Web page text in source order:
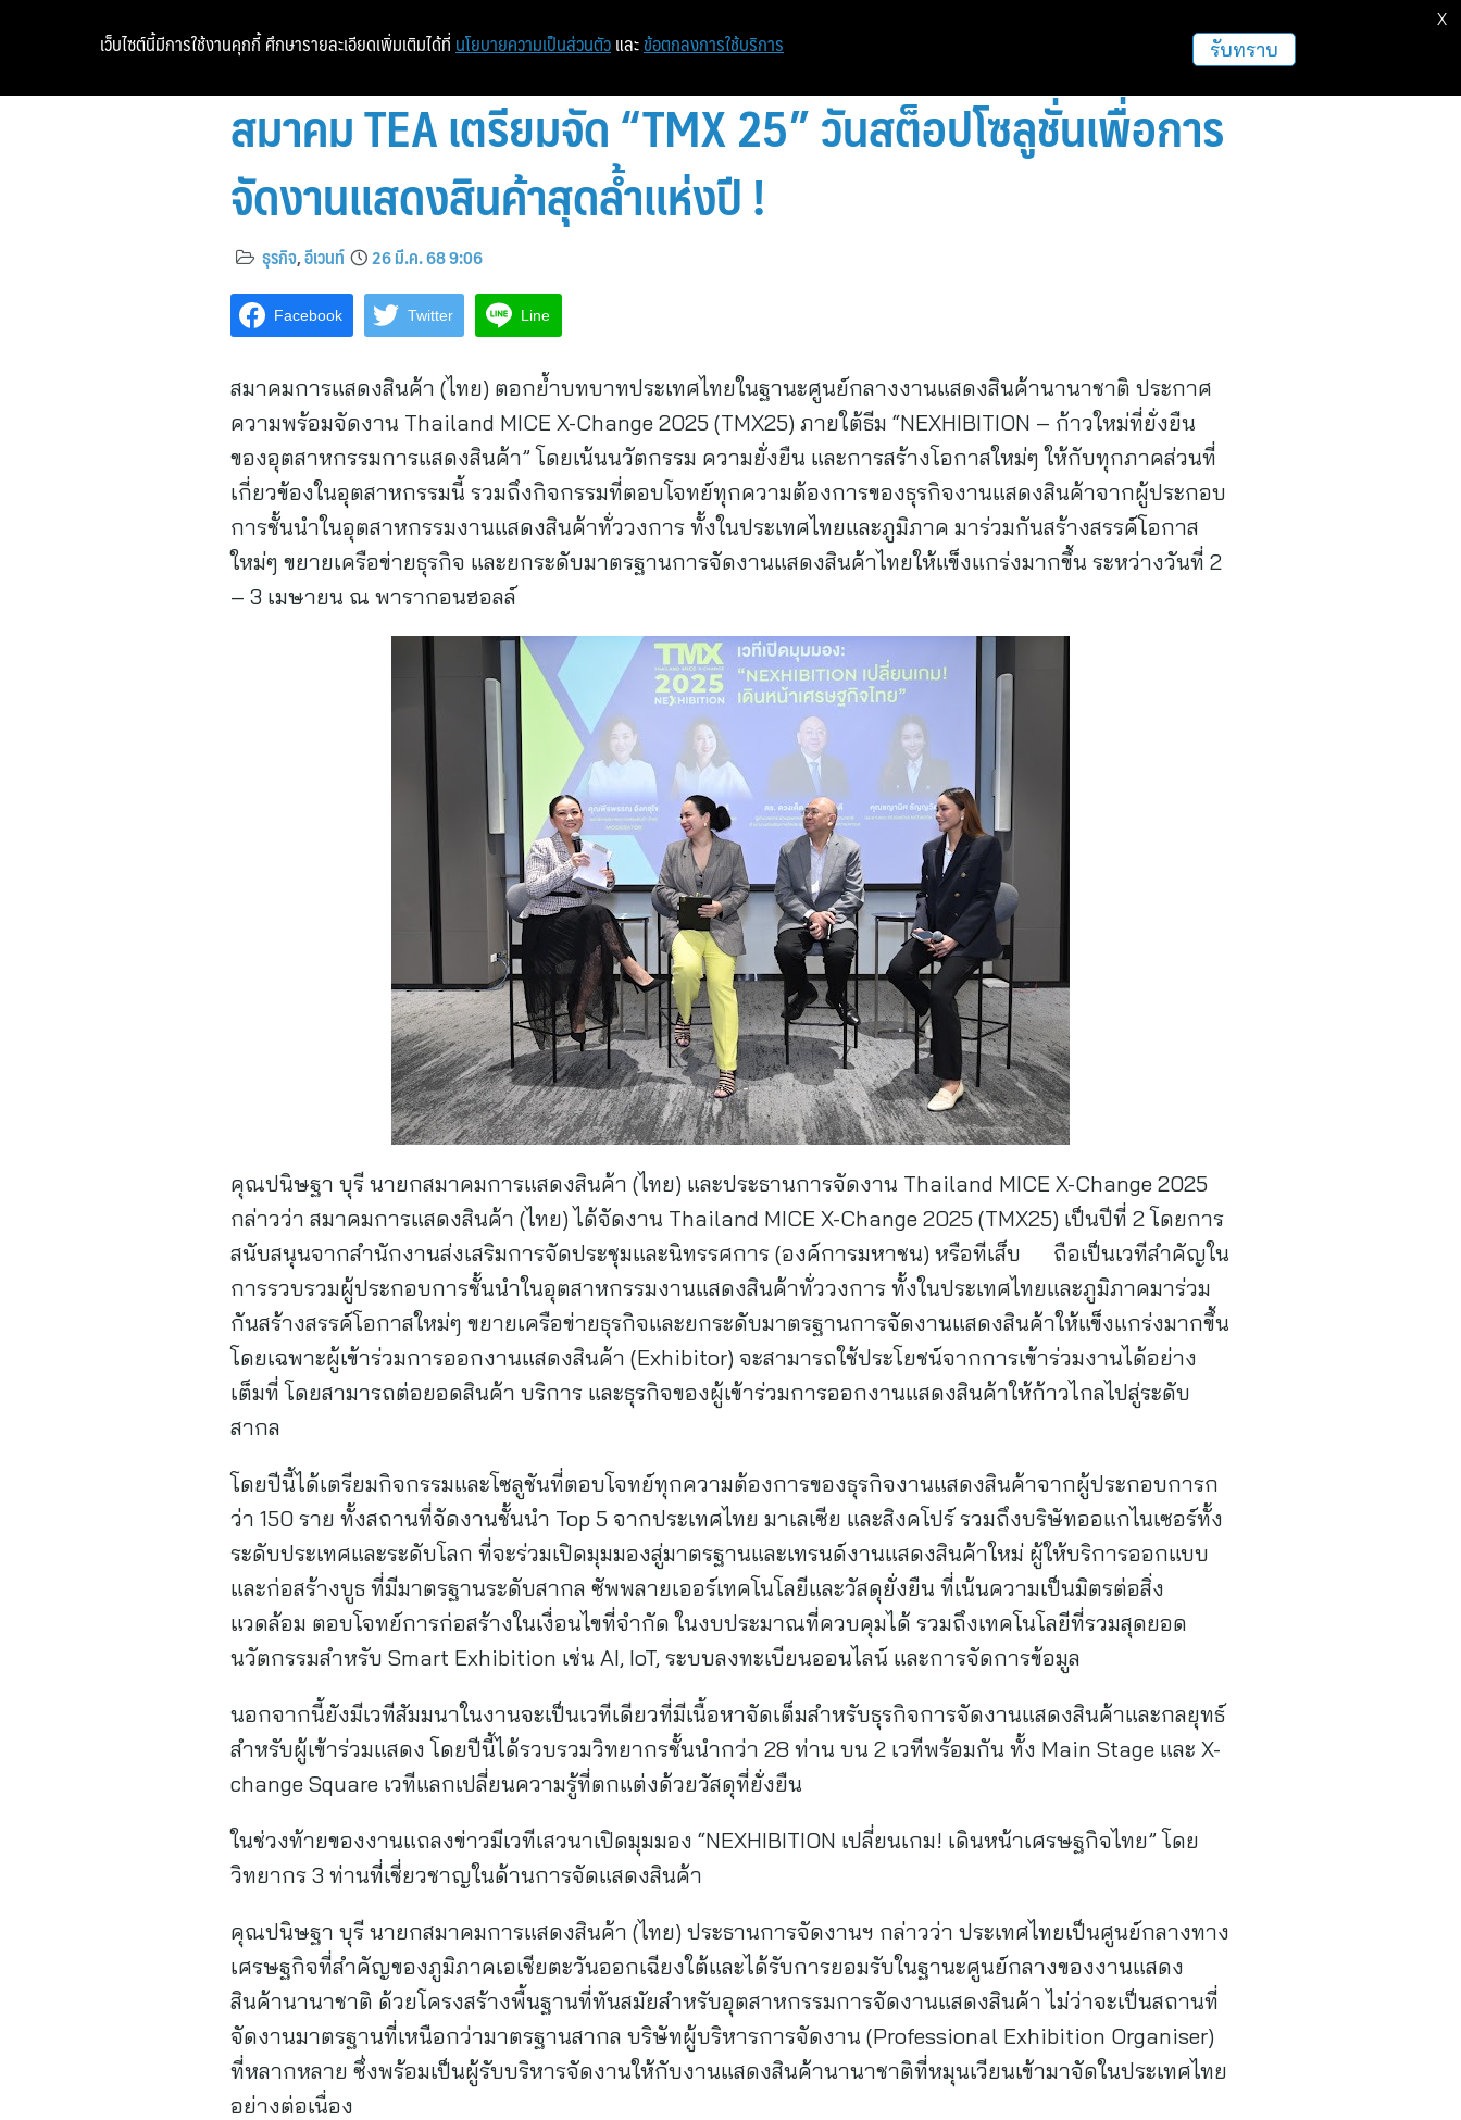
สมาคม TEA เตรียมจัด “TMX 25” วันสต็อปโซลูชั่นเพื่อการ
จัดงานแสดงสินค้าสุดล้ำแห่งปี !
ธุรกิจ,อีเวนท์ 26 มี.ค. 68 9:06
Facebook Twitter Line
สมาคมการแสดงสินค้า (ไทย) ตอกย้ำบทบาทประเทศไทยในฐานะศูนย์กลางงานแสดงสินค้านานาชาติ ประกาศ
ความพร้อมจัดงาน Thailand MICE X-Change 2025 (TMX25) ภายใต้ธีม “NEXHIBITION – ก้าวใหม่ที่ยั่งยืน
ของอุตสาหกรรมการแสดงสินค้า” โดยเน้นนวัตกรรม ความยั่งยืน และการสร้างโอกาสใหม่ๆ ให้กับทุกภาคส่วนที่
เกี่ยวข้องในอุตสาหกรรมนี้ รวมถึงกิจกรรมที่ตอบโจทย์ทุกความต้องการของธุรกิจงานแสดงสินค้าจากผู้ประกอบ
การชั้นนำในอุตสาหกรรมงานแสดงสินค้าทั่ววงการ ทั้งในประเทศไทยและภูมิภาค มาร่วมกันสร้างสรรค์โอกาส
ใหม่ๆ ขยายเครือข่ายธุรกิจ และยกระดับมาตรฐานการจัดงานแสดงสินค้าไทยให้แข็งแกร่งมากขึ้น ระหว่างวันที่ 2
– 3 เมษายน ณ พารากอนฮอลล์
คุณปนิษฐา บุรี นายกสมาคมการแสดงสินค้า (ไทย) และประธานการจัดงาน Thailand MICE X-Change 2025
กล่าวว่า สมาคมการแสดงสินค้า (ไทย) ได้จัดงาน Thailand MICE X-Change 2025 (TMX25) เป็นปีที่ 2 โดยการ
สนับสนุนจากสำนักงานส่งเสริมการจัดประชุมและนิทรรศการ (องค์การมหาชน) หรือทีเส็บ ถือเป็นเวทีสำคัญใน
การรวบรวมผู้ประกอบการชั้นนำในอุตสาหกรรมงานแสดงสินค้าทั่ววงการ ทั้งในประเทศไทยและภูมิภาคมาร่วม
กันสร้างสรรค์โอกาสใหม่ๆ ขยายเครือข่ายธุรกิจและยกระดับมาตรฐานการจัดงานแสดงสินค้าให้แข็งแกร่งมากขึ้น
โดยเฉพาะผู้เข้าร่วมการออกงานแสดงสินค้า (Exhibitor) จะสามารถใช้ประโยชน์จากการเข้าร่วมงานได้อย่าง
เต็มที่ โดยสามารถต่อยอดสินค้า บริการ และธุรกิจของผู้เข้าร่วมการออกงานแสดงสินค้าให้ก้าวไกลไปสู่ระดับ
สากล
โดยปีนี้ได้เตรียมกิจกรรมและโซลูชันที่ตอบโจทย์ทุกความต้องการของธุรกิจงานแสดงสินค้าจากผู้ประกอบการก
ว่า 150 ราย ทั้งสถานที่จัดงานชั้นนำ Top 5 จากประเทศไทย มาเลเซีย และสิงคโปร์ รวมถึงบริษัทออแกไนเซอร์ทั้ง
ระดับประเทศและระดับโลก ที่จะร่วมเปิดมุมมองสู่มาตรฐานและเทรนด์งานแสดงสินค้าใหม่ ผู้ให้บริการออกแบบ
และก่อสร้างบูธ ที่มีมาตรฐานระดับสากล ซัพพลายเออร์เทคโนโลยีและวัสดุยั่งยืน ที่เน้นความเป็นมิตรต่อสิ่ง
แวดล้อม ตอบโจทย์การก่อสร้างในเงื่อนไขที่จำกัด ในงบประมาณที่ควบคุมได้ รวมถึงเทคโนโลยีที่รวมสุดยอด
นวัตกรรมสำหรับ Smart Exhibition เช่น AI, IoT, ระบบลงทะเบียนออนไลน์ และการจัดการข้อมูล
นอกจากนี้ยังมีเวทีสัมมนาในงานจะเป็นเวทีเดียวที่มีเนื้อหาจัดเต็มสำหรับธุรกิจการจัดงานแสดงสินค้าและกลยุทธ์
สำหรับผู้เข้าร่วมแสดง โดยปีนี้ได้รวบรวมวิทยากรชั้นนำกว่า 28 ท่าน บน 2 เวทีพร้อมกัน ทั้ง Main Stage และ X-
change Square เวทีแลกเปลี่ยนความรู้ที่ตกแต่งด้วยวัสดุที่ยั่งยืน
ในช่วงท้ายของงานแถลงข่าวมีเวทีเสวนาเปิดมุมมอง “NEXHIBITION เปลี่ยนเกม! เดินหน้าเศรษฐกิจไทย” โดย
วิทยากร 3 ท่านที่เชี่ยวชาญในด้านการจัดแสดงสินค้า
คุณปนิษฐา บุรี นายกสมาคมการแสดงสินค้า (ไทย) ประธานการจัดงานฯ กล่าวว่า ประเทศไทยเป็นศูนย์กลางทาง
เศรษฐกิจที่สำคัญของภูมิภาคเอเชียตะวันออกเฉียงใต้และได้รับการยอมรับในฐานะศูนย์กลางของงานแสดง
สินค้านานาชาติ ด้วยโครงสร้างพื้นฐานที่ทันสมัยสำหรับอุตสาหกรรมการจัดงานแสดงสินค้า ไม่ว่าจะเป็นสถานที่
จัดงานมาตรฐานที่เหนือกว่ามาตรฐานสากล บริษัทผู้บริหารการจัดงาน (Professional Exhibition Organiser)
ที่หลากหลาย ซึ่งพร้อมเป็นผู้รับบริหารจัดงานให้กับงานแสดงสินค้านานาชาติที่หมุนเวียนเข้ามาจัดในประเทศไทย
อย่างต่อเนื่อง
เว็บไซต์นี้มีการใช้งานคุกกี้ ศึกษารายละเอียดเพิ่มเติมได้ที่ นโยบายความเป็นส่วนตัว และ ข้อตกลงการใช้บริการ รับทราบ
X